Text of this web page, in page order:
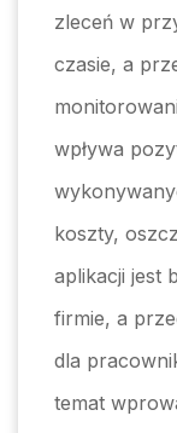
zleceń w
czasie, a
wpływa
koszty,
aplikacji jest
firmie, a
dla
temat